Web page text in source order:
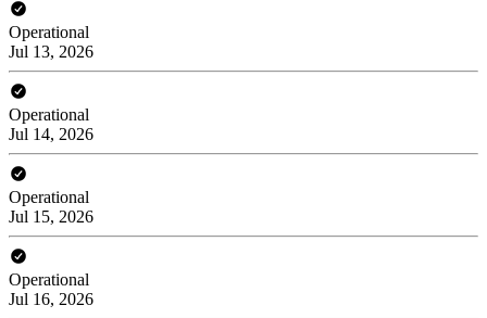
Operational
Jul 13, 2026
Operational
Jul 14, 2026
Operational
Jul 15, 2026
Operational
Jul 16, 2026